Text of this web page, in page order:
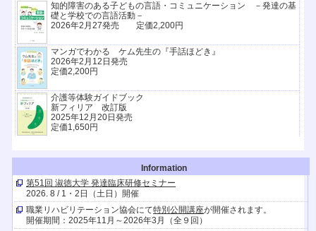
知的障害のある子どもの言語・コミュニケーション －発達の基
礎と学校での言語活動－
2026年2月27発売 定価2,200円
マンガでわかる ケム先生の『手話ほどき』
2026年2月12日発売
定価2,200円
介護等体験ガイドブック
新フィリア 改訂版
2025年12月20日発売
定価1,650円
Information
第51回 淑徳大学 発達臨床研修セミナー
2026. 8 / 1・2日（土日）開催
職業リハビリテーション協会にて特別公開講座が開催されます。
開催期間：2025年11月～2026年3月（全９回）